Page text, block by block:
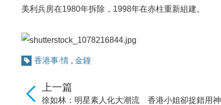
美利兵房在1980年拆除，1998年在赤柱重新組建。
香港事‧情 , 金鐘
上一篇
徐如林：明星素人化大潮流 香港小姐卻捉錯用神